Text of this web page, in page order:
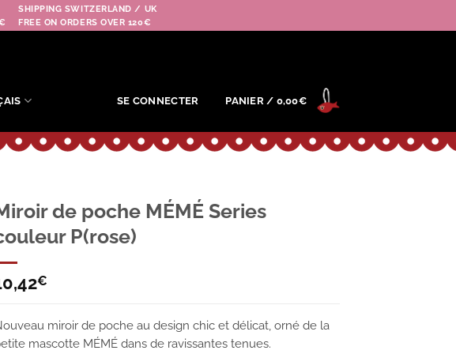
SHIPPING SWITZERLAND / UK
FREE ON ORDERS OVER 120€
SE CONNECTER PANIER / 0,00€
de poche MÉMÉ Series
P(rose)
€
miroir de poche au design chic et délicat, orné de la
mascotte MÉMÉ dans de ravissantes tenues.